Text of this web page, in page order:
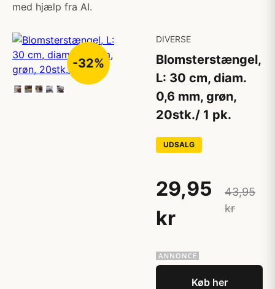
med hjælp fra AI.
-32%
DIVERSE
Blomsterstængel,
L: 30 cm, diam.
0,6 mm, grøn,
20stk./ 1 pk.
UDSALG
29,95
kr
43,95
kr
Køb her